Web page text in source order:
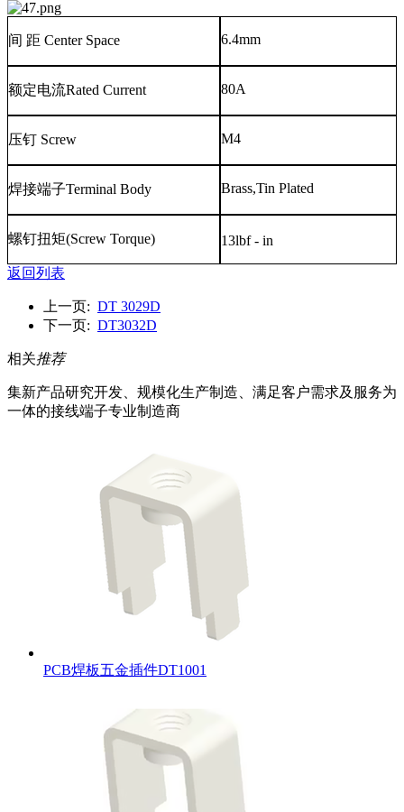
间 距 Center Space 6.4mm
额定电流Rated Current 80A
压钉 Screw M4
焊接端子Terminal Body Brass,Tin Plated
螺钉扭矩(Screw Torque) 13lbf - in
返回列表
上一页: DT 3029D
下一页: DT3032D
相关推荐
集新产品研究开发、规模化生产制造、满足客户需求及服务为
一体的接线端子专业制造商
PCB焊板五金插件DT1001